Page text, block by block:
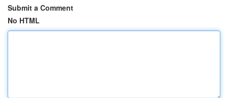
Submit a Comment
No HTML